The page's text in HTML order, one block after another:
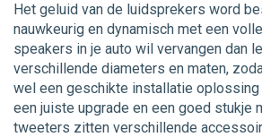
Het geluid van de luidsprekers word
nauwkeurig en dynamisch met een
speakers in je auto wil vervangen dan
verschillende diameters en maten,
wel een geschikte installatie
een juiste upgrade en een goed stukje
tweeters zitten verschillende